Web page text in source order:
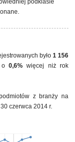
podklasie
było 1 156
o0,6% więcej niż rok
z branży na
czerwca 2014 r.